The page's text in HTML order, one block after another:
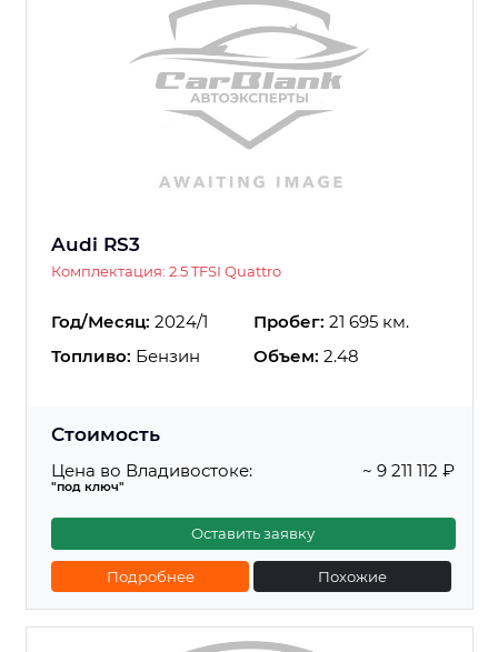
Audi RS3
Комплектация: 2.5 TFSI Quattro
Год/Месяц: 2024/1 Пробег: 21 695 км.
Топливо: Бензин Объем: 2.48
Стоимость
Цена во Владивостоке:
"под ключ"
~ 9 211 112 ₽
Оставить заявку
Подробнее Похожие